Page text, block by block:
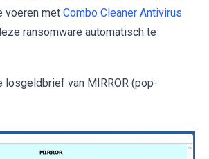
voeren met Combo Cleaner Antivirus
ransomware automatisch te
losgeldbrief van MIRROR (pop-